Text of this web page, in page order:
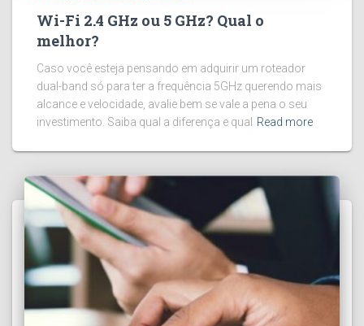
Wi-Fi 2.4 GHz ou 5 GHz? Qual o
melhor?
Caso você esteja pensando em adquirir um roteador
dual-band só para ter a frequência 5GHz querendo mais
alcance e velocidade, avalie bem se vale a pena o seu
investimento. Saiba qual a diferença e qual
Read more